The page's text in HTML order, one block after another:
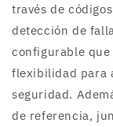
través de
detección de
configurable
flexibilidad para
seguridad.
de referencia,